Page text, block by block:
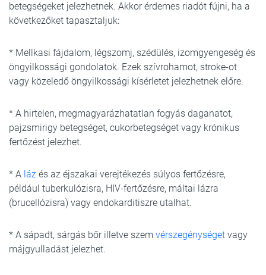
betegségeket jelezhetnek. Akkor érdemes riadót fújni, ha a
következőket tapasztaljuk:
* Mellkasi fájdalom, légszomj, szédülés, izomgyengeség és
öngyilkossági gondolatok. Ezek szívrohamot, stroke-ot
vagy közeledő öngyilkossági kísérletet jelezhetnek előre.
* A hirtelen, megmagyarázhatatlan fogyás daganatot,
pajzsmirigy betegséget, cukorbetegséget vagy krónikus
fertőzést jelezhet.
* A láz és az éjszakai verejtékezés súlyos fertőzésre,
például tuberkulózisra, HIV-fertőzésre, máltai lázra
(brucellózisra) vagy endokarditiszre utalhat.
* A sápadt, sárgás bőr illetve szem vérszegénységet vagy
májgyulladást jelezhet.